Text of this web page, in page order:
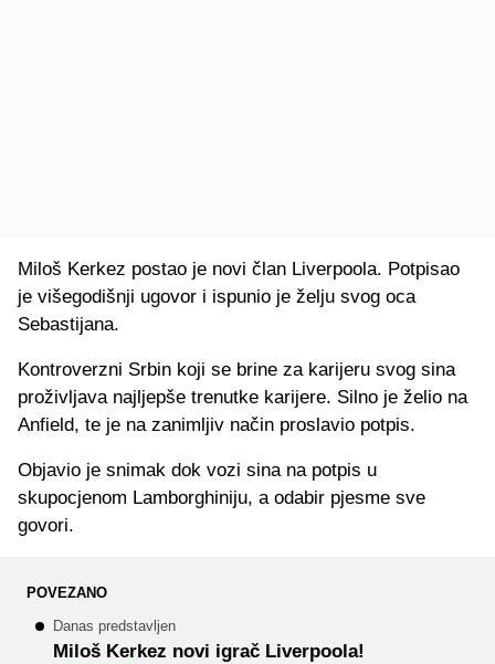
Miloš Kerkez postao je novi član Liverpoola. Potpisao
je višegodišnji ugovor i ispunio je želju svog oca
Sebastijana.
Kontroverzni Srbin koji se brine za karijeru svog sina
proživljava najljepše trenutke karijere. Silno je želio na
Anfield, te je na zanimljiv način proslavio potpis.
Objavio je snimak dok vozi sina na potpis u
skupocjenom Lamborghiniju, a odabir pjesme sve
govori.
POVEZANO
Danas predstavljen
Miloš Kerkez novi igrač Liverpoola!